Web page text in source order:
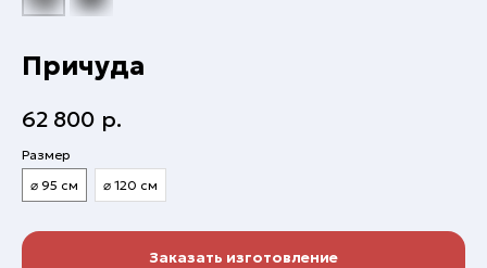
Причуда
62 800 р.
Размер
⌀ 95 см
⌀ 120 см
Заказать изготовление